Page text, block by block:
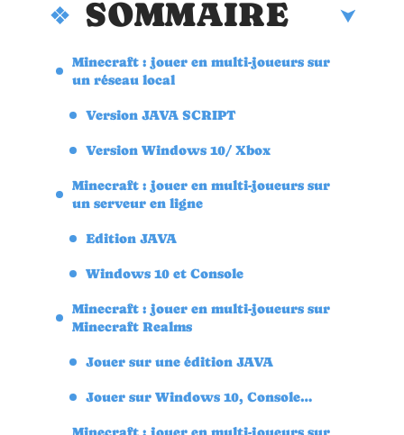
SOMMAIRE
Minecraft : jouer en multi-joueurs sur
un réseau local
Version JAVA SCRIPT
Version Windows 10/ Xbox
Minecraft : jouer en multi-joueurs sur
un serveur en ligne
Edition JAVA
Windows 10 et Console
Minecraft : jouer en multi-joueurs sur
Minecraft Realms
Jouer sur une édition JAVA
Jouer sur Windows 10, Console…
Minecraft : jouer en multi-joueurs sur